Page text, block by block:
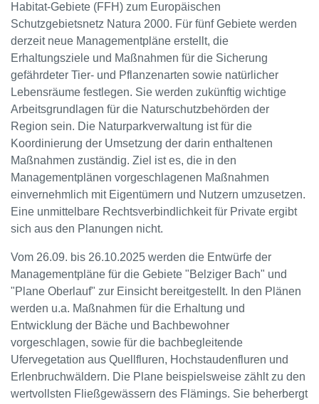
Habitat-Gebiete (FFH) zum Europäischen
Schutzgebietsnetz Natura 2000. Für fünf Gebiete werden
derzeit neue Managementpläne erstellt, die
Erhaltungsziele und Maßnahmen für die Sicherung
gefährdeter Tier- und Pflanzenarten sowie natürlicher
Lebensräume festlegen. Sie werden zukünftig wichtige
Arbeitsgrundlagen für die Naturschutzbehörden der
Region sein. Die Naturparkverwaltung ist für die
Koordinierung der Umsetzung der darin enthaltenen
Maßnahmen zuständig. Ziel ist es, die in den
Managementplänen vorgeschlagenen Maßnahmen
einvernehmlich mit Eigentümern und Nutzern umzusetzen.
Eine unmittelbare Rechtsverbindlichkeit für Private ergibt
sich aus den Planungen nicht.
Vom 26.09. bis 26.10.2025 werden die Entwürfe der
Managementpläne für die Gebiete "Belziger Bach" und
"Plane Oberlauf" zur Einsicht bereitgestellt. In den Plänen
werden u.a. Maßnahmen für die Erhaltung und
Entwicklung der Bäche und Bachbewohner
vorgeschlagen, sowie für die bachbegleitende
Ufervegetation aus Quellfluren, Hochstaudenfluren und
Erlenbruchwäldern. Die Plane beispielsweise zählt zu den
wertvollsten Fließgewässern des Flämings. Sie beherbergt